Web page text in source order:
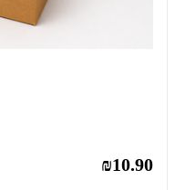
₪10.90